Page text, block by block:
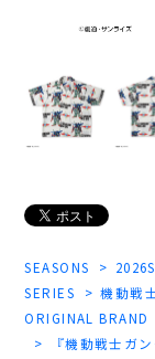
SEASONS
SERIES
機動戦
ORIGINAL BRAND
『機動戦士ガ